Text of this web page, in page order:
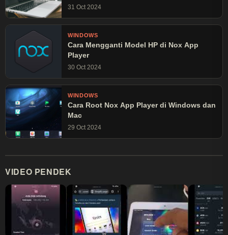
31 Oct 2024
WINDOWS
Cara Mengganti Model HP di Nox App
Player
30 Oct 2024
WINDOWS
Cara Root Nox App Player di Windows dan
Mac
29 Oct 2024
VIDEO PENDEK